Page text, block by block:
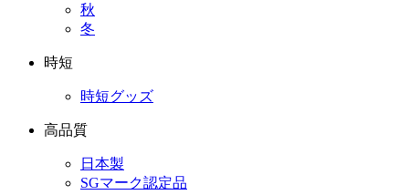
秋
冬
時短
時短グッズ
高品質
日本製
SGマーク認定品